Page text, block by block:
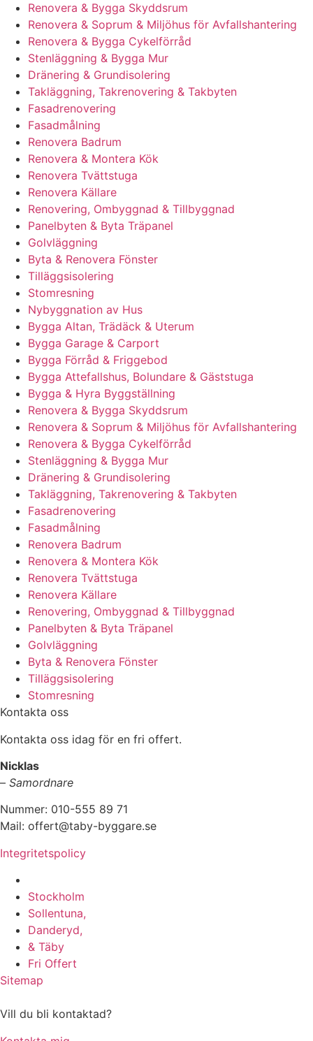
Renovera & Bygga Skyddsrum
Renovera & Soprum & Miljöhus för Avfallshantering
Renovera & Bygga Cykelförråd
Stenläggning & Bygga Mur
Dränering & Grundisolering
Takläggning, Takrenovering & Takbyten
Fasadrenovering
Fasadmålning
Renovera Badrum
Renovera & Montera Kök
Renovera Tvättstuga
Renovera Källare
Renovering, Ombyggnad & Tillbyggnad
Panelbyten & Byta Träpanel
Golvläggning
Byta & Renovera Fönster
Tilläggsisolering
Stomresning
Nybyggnation av Hus
Bygga Altan, Trädäck & Uterum
Bygga Garage & Carport
Bygga Förråd & Friggebod
Bygga Attefallshus, Bolundare & Gäststuga
Bygga & Hyra Byggställning
Renovera & Bygga Skyddsrum
Renovera & Soprum & Miljöhus för Avfallshantering
Renovera & Bygga Cykelförråd
Stenläggning & Bygga Mur
Dränering & Grundisolering
Takläggning, Takrenovering & Takbyten
Fasadrenovering
Fasadmålning
Renovera Badrum
Renovera & Montera Kök
Renovera Tvättstuga
Renovera Källare
Renovering, Ombyggnad & Tillbyggnad
Panelbyten & Byta Träpanel
Golvläggning
Byta & Renovera Fönster
Tilläggsisolering
Stomresning
Kontakta oss
Kontakta oss idag för en fri offert.
Nicklas
– Samordnare
Nummer: 010-555 89 71
Mail: offert@taby-byggare.se
Integritetspolicy
Stockholm
Sollentuna,
Danderyd,
& Täby
Fri Offert
Sitemap
Vill du bli kontaktad?